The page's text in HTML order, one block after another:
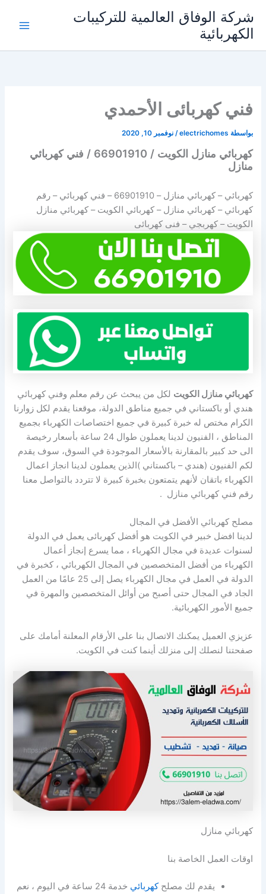
المحتوى
شركة الوفاق العالمية للتركيبات
الكهربائية
فني كهربائى الأحمدي
بواسطة electrichomes
/نوفمبر 10, 2020
كهربائي منازل الكويت / 66901910 / فني كهربائي
منازل
كهربائي – كهربائي منازل –66901910 – فني كهربائي – رقم
كهربائي – كهربائي منازل – كهربائي الكويت – كهربائي منازل
الكويت – كهربجي – فنى كهربائى
كهربائي منازل الكويت لكل من يبحث عن رقم معلم وفني كهربائي
هندي أو باكستاني في جميع مناطق الدولة، موقعنا يقدم لكل زوارنا
الكرام مختص له خبرة كبيرة في جميع اختصاصات الكهرباء بجميع
المناطق ، الفنيون لدينا يعملون طوال 24 ساعة بأسعار رخيصة
الى حد كبير بالمقارنة بالأسعار الموجودة في السوق، سوف يقدم
لكم الفنيون (هندي – باكستاني )الذين يعملون لدينا انجاز اعمال
الكهرباء باتقان لأنهم يتمتعون بخبرة كبيرة لا تتردد بالتواصل معنا
رقم فني كهربائي منازل .
مصلح كهربائي الأفضل في المجال
لدينا افضل خبير في الكويت هو أفضل كهربائى يعمل في الدولة
لسنوات عديدة في مجال الكهرباء ، مما يسرع إنجاز أعمال
الكهرباء من أفضل المتخصصين في المجال الكهربائي ، كخبرة في
الدولة في العمل في مجال الكهرباء يصل إلى 25 عامًا من العمل
الجاد في المجال حتى أصبح من أوائل المتخصصين والمهرة في
جميع الأمور الكهربائية.
عزيزي العميل يمكنك الاتصال بنا على الأرقام المعلنة أمامك على
صفحتنا لنصلك إلى منزلك أينما كنت في الكويت.
كهربائي منازل
اوقات العمل الخاصة بنا
يقدم لك مصلحكهربائي
خدمة 24 ساعة في اليوم ، نعم